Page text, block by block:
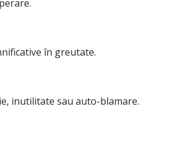
în greutate.
inutilitate sau auto-blamare.